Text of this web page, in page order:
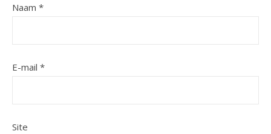
Naam *
E-mail *
Site